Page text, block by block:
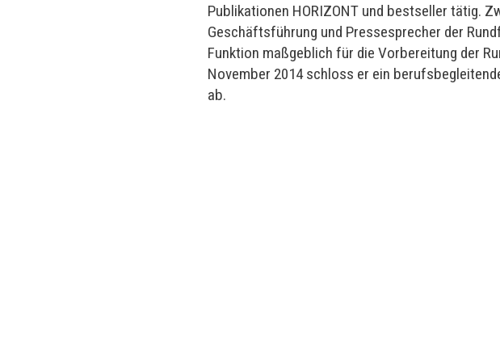
Publikationen HORIZONT und bestseller tätig.
Geschäftsführung und Pressesprecher der
Funktion maßgeblich für die Vorbereitung der
November 2014 schloss er ein
ab.